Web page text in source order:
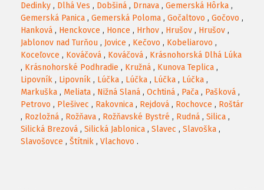
Dedinky , Dlhá Ves , Dobšiná , Drnava , Gemerská Hôrka ,
Gemerská Panica , Gemerská Poloma , Gočaltovo , Gočovo ,
Hanková , Henckovce , Honce , Hrhov , Hrušov , Hrušov ,
Jablonov nad Turňou , Jovice , Kečovo , Kobeliarovo ,
Koceľovce , Kováčová , Kováčová , Krásnohorská Dlhá Lúka
, Krásnohorské Podhradie , Kružná , Kunova Teplica ,
Lipovník , Lipovník , Lúčka , Lúčka , Lúčka , Lúčka ,
Markuška , Meliata , Nižná Slaná , Ochtiná , Pača , Pašková ,
Petrovo , Plešivec , Rakovnica , Rejdová , Rochovce , Roštár
, Rozložná , Rožňava , Rožňavské Bystré , Rudná , Silica ,
Silická Brezová , Silická Jablonica , Slavec , Slavoška ,
Slavošovce , Štítnik , Vlachovo .